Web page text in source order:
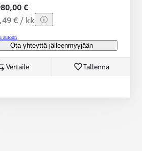
€
€ / kk
autoon
Ota yhteyttä jälleenmyyjään
Vertaile Tallenna